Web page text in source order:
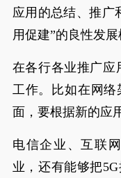
应用的总结、推广
用促建”的良性发展
在各行各业推广应
工作。比如在网
面，要根据新的应
电信企业、互联
业，还有能够把